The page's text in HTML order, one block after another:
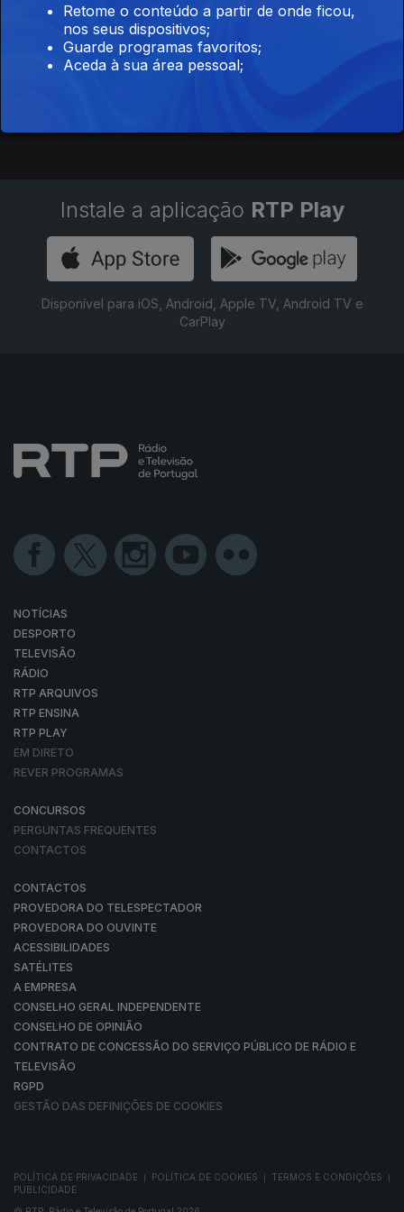
Expresso Transatlântico
11 mar. 2022
A Música ao vivo está de regresso aos nossos estúdios! Na
Instale a aplicação RTP Play
Disponível para iOS, Android, Apple TV, Android TV e
CarPlay
NOTÍCIAS
DESPORTO
TELEVISÃO
RÁDIO
RTP ARQUIVOS
RTP ENSINA
RTP PLAY
EM DIRETO
REVER PROGRAMAS
CONCURSOS
PERGUNTAS FREQUENTES
CONTACTOS
CONTACTOS
PROVEDORA DO TELESPECTADOR
PROVEDORA DO OUVINTE
ACESSIBILIDADES
SATÉLITES
A EMPRESA
CONSELHO GERAL INDEPENDENTE
CONSELHO DE OPINIÃO
CONTRATO DE CONCESSÃO DO SERVIÇO PÚBLICO DE RÁDIO E
TELEVISÃO
RGPD
GESTÃO DAS DEFINIÇÕES DE COOKIES
POLÍTICA DE PRIVACIDADE POLÍTICA DE COOKIES TERMOS E CONDIÇÕES
PUBLICIDADE
Retome o conteúdo a partir de onde ficou,
nos seus dispositivos;
Guarde programas favoritos;
Aceda à sua área pessoal;